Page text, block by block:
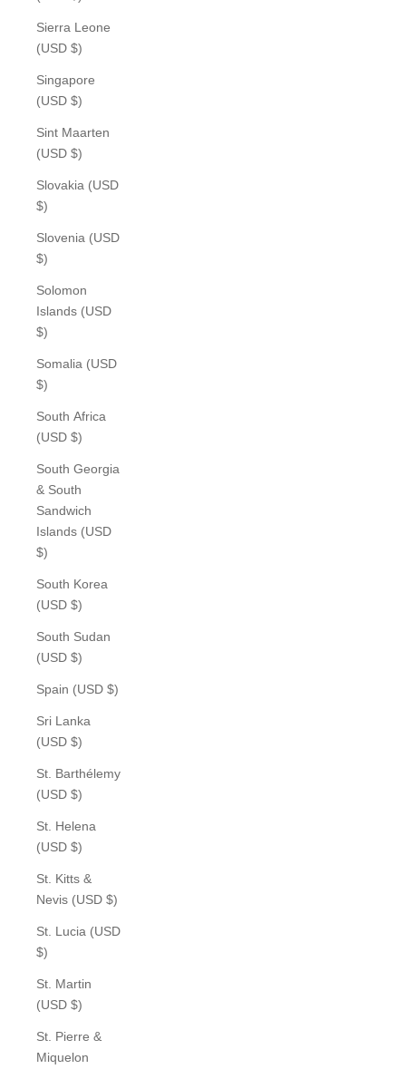
Sierra Leone
(USD $)
Singapore
(USD $)
Sint Maarten
(USD $)
Slovakia (USD
$)
Slovenia (USD
$)
Solomon
Islands (USD
$)
Somalia (USD
$)
South Africa
(USD $)
South Georgia
& South
Sandwich
Islands (USD
$)
South Korea
(USD $)
South Sudan
(USD $)
Spain (USD $)
Sri Lanka
(USD $)
St. Barthélemy
(USD $)
St. Helena
(USD $)
St. Kitts &
Nevis (USD $)
St. Lucia (USD
$)
St. Martin
(USD $)
St. Pierre &
Miquelon